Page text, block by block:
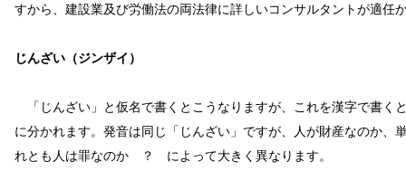
すから、建設業及び労働法の両法律に詳しいコンサルタントが適任
じんざい（ジンザイ）
「じんざい」と仮名で書くとこうなりますが、これを漢字で書く
に分かれます。発音は同じ「じんざい」ですが、人が財産なのか、
れとも人は罪なのか ？ によって大きく異なります。